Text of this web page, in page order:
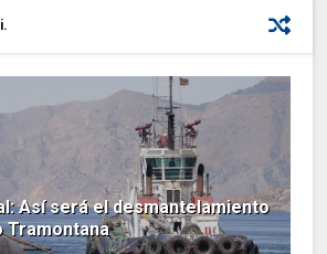
Así será el desmantelamiento
Tramontana